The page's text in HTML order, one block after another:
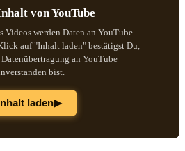
von YouTube
Videos werden Daten an YouTube
auf "Inhalt laden" bestätigst Du,
an YouTube
bist.
laden▶